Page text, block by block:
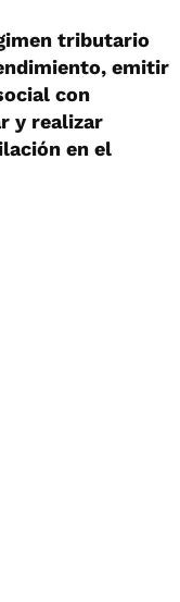
tributario
emitir
con
y realizar
en el